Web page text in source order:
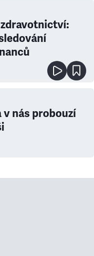
nás probouzí